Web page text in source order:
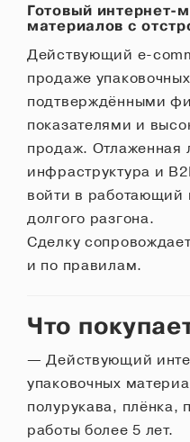
Готовый интернет-
материалов с
Действующий e-
продаже
подтверждёнными
показателями и
продаж. Отлаженная
инфраструктура и
войти в работающий
долгого разгона.
Сделку
и по правилам.
Что
— Действующий
упаковочных
полурукава, плёнка,
работы более 5 лет.